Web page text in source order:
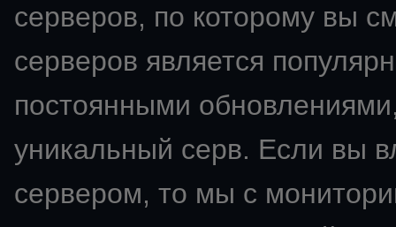
серверов, по которому вы
серверов является
постоянными
уникальный серв. Если вы
сервером, то мы с